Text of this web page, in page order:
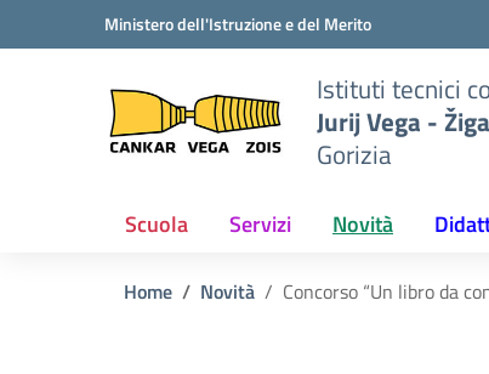
Vai ai contenuti
Vai al menu di navigazioneMinistero dell'Istruzione e del Merito
Istituti tecnici
Jurij Vega -
Gorizia
Scuola Servizi Novità
Home Novità Concorso “Un libro da